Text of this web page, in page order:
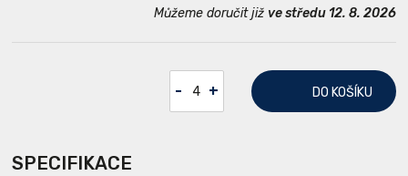
Můžeme doručit již ve středu 12. 8. 2026
- + DO KOŠÍKU
SPECIFIKACE